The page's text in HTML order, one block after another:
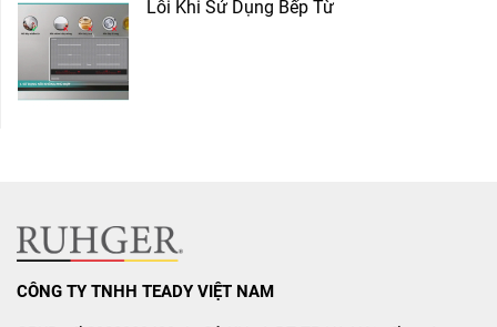
Lỗi Khi Sử Dụng Bếp Từ
CÔNG TY TNHH TEADY VIỆT NAM